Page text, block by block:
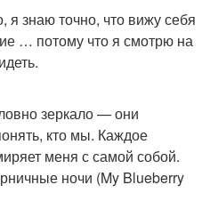
я знаю точно, что вижу себя
… потому что я смотрю на
зеркало — они
кто мы. Каждое
меня с самой собой.
ночи (My Blueberry